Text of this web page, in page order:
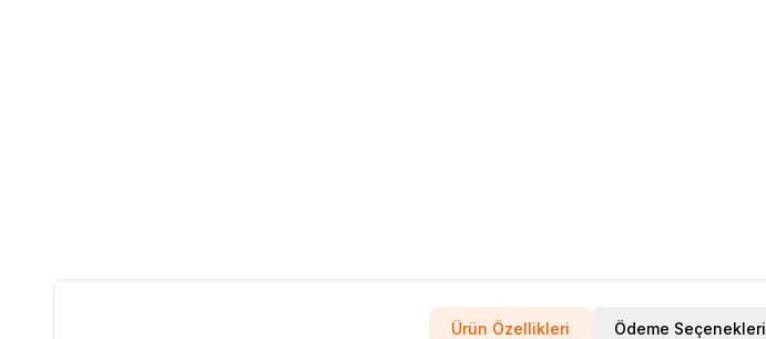
Ürün Özellikleri Ödeme Seçenekleri